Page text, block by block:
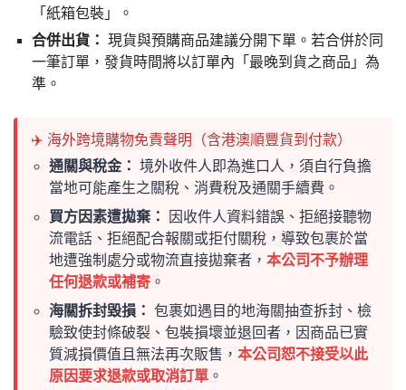
「紙箱包裝」。
合併出貨： 現貨與預購商品建議分開下單。若合併於同
一筆訂單，發貨時間將以訂單內「最晚到貨之商品」為
準。
✈️ 海外跨境購物免責聲明（含港澳順豐貨到付款）
通關與稅金： 境外收件人即為進口人，須自行負擔
當地可能產生之關稅、消費稅及通關手續費。
買方因素遭拋棄：
因收件人資料錯誤、拒絕接聽物
流電話、拒絕配合報關或拒付關稅，導致包裹於當
地遭強制處分或物流直接拋棄者， 本公司不予辦理
任何退款或補寄 。
海關拆封毀損： 包裹如遇目的地海關抽查拆封、檢
驗致使封條破裂、包裝損壞並退回者，因商品已實
質減損價值且無法再次販售， 本公司恕不接受以此
原因要求退款或取消訂單 。